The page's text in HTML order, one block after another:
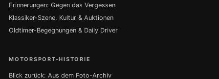
Erinnerungen: Gegen das Vergessen
Klassiker-Szene, Kultur & Auktionen
Oldtimer-Begegnungen & Daily Driver
MOTORSPORT-HISTORIE
Blick zurück: Aus dem Foto-Archiv